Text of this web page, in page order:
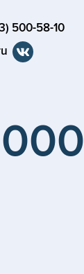
500-58-10